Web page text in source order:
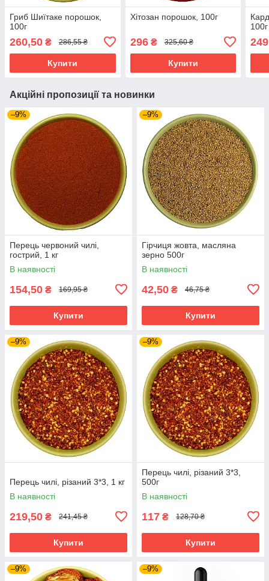
Гриб Шиїтаке порошок,
100г
260,50 ₴ 286,55 ₴
Купити
Хітозан порошок, 100г
296₴ 325,60 ₴
Купити
100г
Акційні пропозиції та новинки
–9%
Перець червоний чилі,
гострий, 1 кг
В наявності
154,50 ₴ 169,95 ₴
Купити
–9%
Гірчиця жовта, масляна
зерно 500г
В наявності
42,50 ₴ 46,75 ₴
Купити
–9%
Перець чилі, різаний 3*3, 1 кг
В наявності
219,50 ₴ 241,45 ₴
Купити
–9%
Перець чилі, різаний 3*3,
500г
В наявності
117 ₴ 128,70 ₴
Купити
–9% –9%